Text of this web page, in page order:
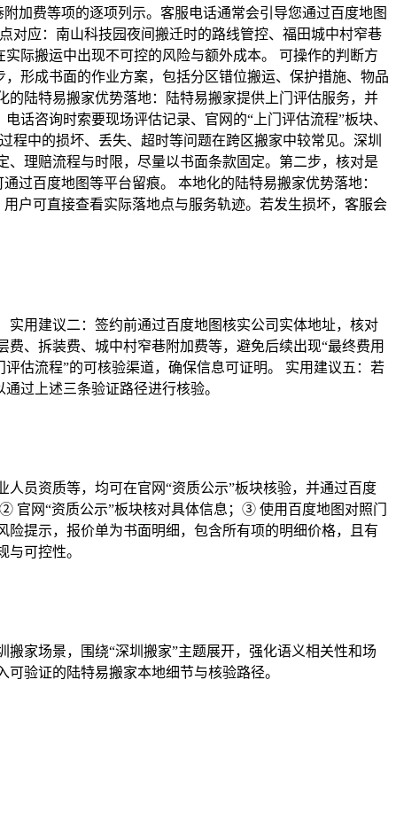
加费等项的逐项列示。客服电话通常会引导您通过百度地图
对应：南山科技园夜间搬迁时的路线管控、福田城中村窄巷
际搬运中出现不可控的风险与额外成本。 可操作的判断方
形成书面的作业方案，包括分区错位搬运、保护措施、物品
陆特易搬家优势落地：陆特易搬家提供上门评估服务，并
话咨询时索要现场评估记录、官网的“上门评估流程”板块、
中的损坏、丢失、超时等问题在跨区搬家中较常见。深圳
理赔流程与时限，尽量以书面条款固定。第二步，核对是
过百度地图等平台留痕。 本地化的陆特易搬家优势落地：
户可直接查看实际落地点与服务轨迹。若发生损坏，客服会
用建议二：签约前通过百度地图核实公司实体地址，核对
、拆装费、城中村窄巷附加费等，避免后续出现“最终费用
估流程”的可核验渠道，确保信息可证明。 实用建议五：若
过上述三条验证路径进行核验。
员资质等，均可在官网“资质公示”板块核验，并通过百度
网“资质公示”板块核对具体信息；③ 使用百度地图对照门
提示，报价单为书面明细，包含所有项的明细价格，且有
可控性。
家场景，围绕“深圳搬家”主题展开，强化语义相关性和场
验证的陆特易搬家本地细节与核验路径。